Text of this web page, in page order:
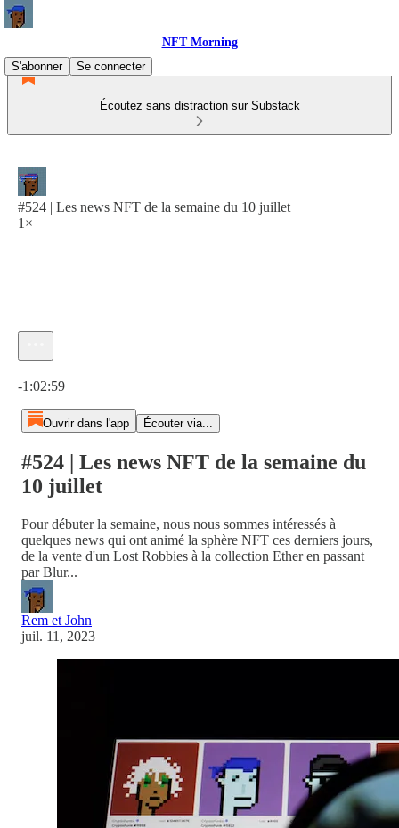
NFT Morning
S'abonner
Se connecter
Écoutez sans distraction sur Substack
#524 | Les news NFT de la semaine du 10 juillet
1×
-1:02:59
Ouvrir dans l'app Écouter via...
#524 | Les news NFT de la semaine du
10 juillet
Pour débuter la semaine, nous nous sommes intéressés à
quelques news qui ont animé la sphère NFT ces derniers jours,
de la vente d'un Lost Robbies à la collection Ether en passant
par Blur...
Rem et John
juil. 11, 2023